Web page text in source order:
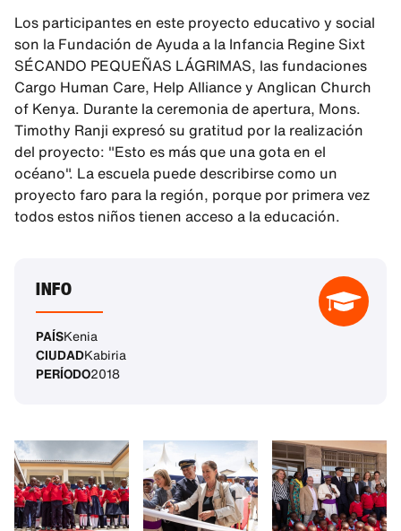
Los participantes en este proyecto educativo y social
son la Fundación de Ayuda a la Infancia Regine Sixt
SÉCANDO PEQUEÑAS LÁGRIMAS, las fundaciones
Cargo Human Care, Help Alliance y Anglican Church
of Kenya. Durante la ceremonia de apertura, Mons.
Timothy Ranji expresó su gratitud por la realización
del proyecto: "Esto es más que una gota en el
océano". La escuela puede describirse como un
proyecto faro para la región, porque por primera vez
todos estos niños tienen acceso a la educación.
INFO
PAÍSKenia
CIUDADKabiria
PERÍODO2018